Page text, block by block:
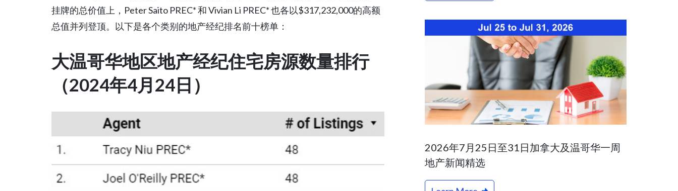
挂牌的总价值上，Peter Saito PREC* 和 Vivian Li PREC* 也各以$317,232,000的高额
总值并列登顶。以下是各个类别的地产经纪排名前十榜单：
大温哥华地区地产经纪住宅房源数量排行
（2024年4月24日）
2026年7月25日至31日加拿大及温哥华一周
地产新闻精选